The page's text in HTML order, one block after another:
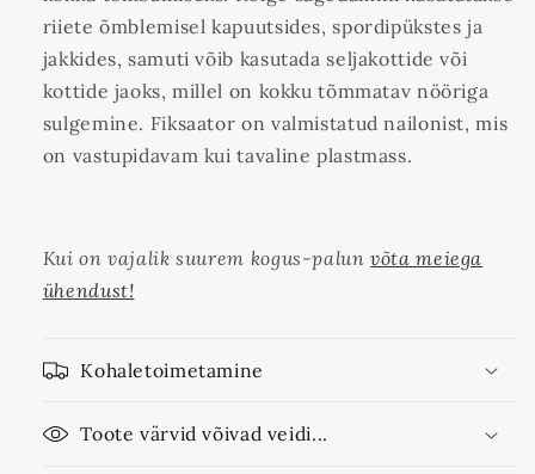
riiete õmblemisel kapuutsides, spordipükstes ja
jakkides, samuti võib kasutada seljakottide või
kottide jaoks, millel on kokku tõmmatav nööriga
sulgemine. Fiksaator on valmistatud nailonist, mis
on vastupidavam kui tavaline plastmass.
Kui on vajalik suurem kogus-palunvõta meiega
ühendust!
Kohaletoimetamine
Toote värvid võivad veidi...